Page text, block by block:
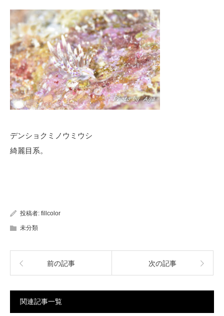
デンショクミノウミウシ
綺麗目系。
投稿者: fillcolor
未分類
前の記事 次の記事
関連記事一覧